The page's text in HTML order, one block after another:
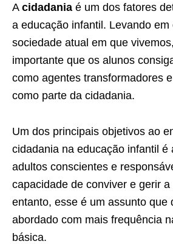
A cidadania é um dos fatores
a educação infantil. Levando
sociedade atual em que
importante que os alunos
como agentes transformadores
como parte da cidadania.
Um dos principais objetivos ao
cidadania na educação infantil é
adultos conscientes e
capacidade de conviver e gerir
entanto, esse é um assunto que
abordado com mais frequência
básica.